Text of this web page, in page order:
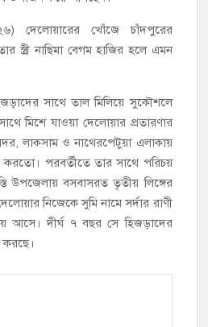
দেলোয়ারের খোঁজে চাঁদপুরের
স্ত্রী নাছিমা বেগম হাজির হলে এমন
সাথে তাল মিলিয়ে সুকৌশলে
মিশে যাওয়া দেলোয়ার প্রতারণার
লাকসাম ও নাথেরপেটুয়া এলাকায়
করতো। পরবর্তীতে তার সাথে পরিচয়
উপজেলায় বসবাসরত তৃতীয় লিঙ্গের
নিজেকে সুমি নামে সর্দার রাণী
আসে। দীর্ঘ ৭ বছর সে হিজড়াদের